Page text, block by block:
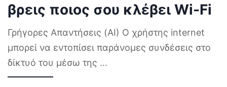
βρεις ποιος σου κλέβει Wi-Fi
Γρήγορες Απαντήσεις (AI) Ο χρήστης internet
μπορεί να εντοπίσει παράνομες συνδέσεις στο
δίκτυό του μέσω της ...